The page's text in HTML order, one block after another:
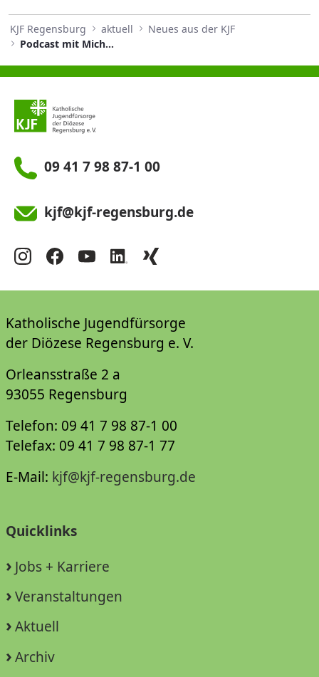
KJF Regensburg aktuell
Neues aus der KJF
Podcast mit Michael Eibl, Direktor der KJF
09 41 7 98 87-1 00
kjf@kjf-regensburg.de
Katholische Jugendfürsorge
der Diözese Regensburg e. V.
Orleansstraße 2 a
93055 Regensburg
Telefon: 09 41 7 98 87-1 00
Telefax: 09 41 7 98 87-1 77
E-Mail: kjf@kjf-regensburg.de
Quicklinks
Jobs + Karriere
Veranstaltungen
Aktuell
Archiv